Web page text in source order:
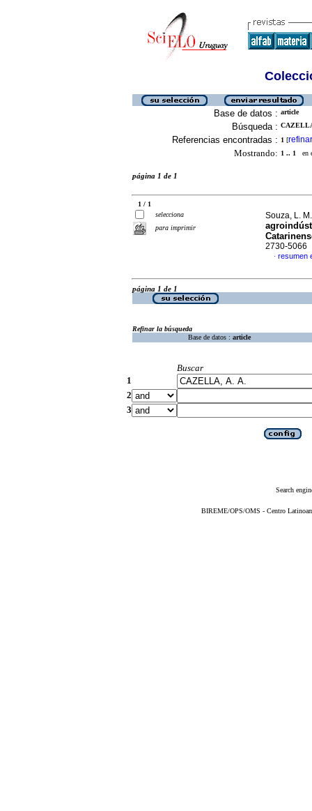
Base de datos : article
Búsqueda :
Referencias encontradas : 1 [refinar
Mostrando: 1 .. 1 en
página 1 de 1
1 / 1
selecciona
para imprimir
Souza, L.
2730-5066
· resumen
página 1 de 1
Refinar la búsqueda
Base de datos : article
Buscar
1
2
3
Search
BIREME/OPS/OMS - Centro